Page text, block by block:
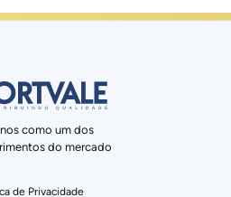
como um dos
do mercado
de Privacidade